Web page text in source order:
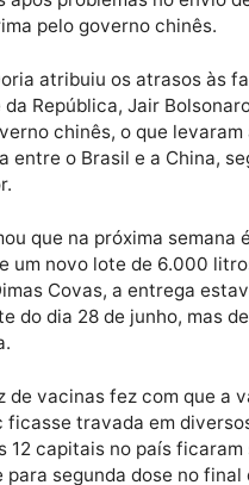
o final desta semana o
produzidas com a
dia 25 de maio,
próximas entregas do
desafios na
da Coronavac
pelo governo chinês.
atribuiu os atrasos
da República, Jair
entre o Brasil e a